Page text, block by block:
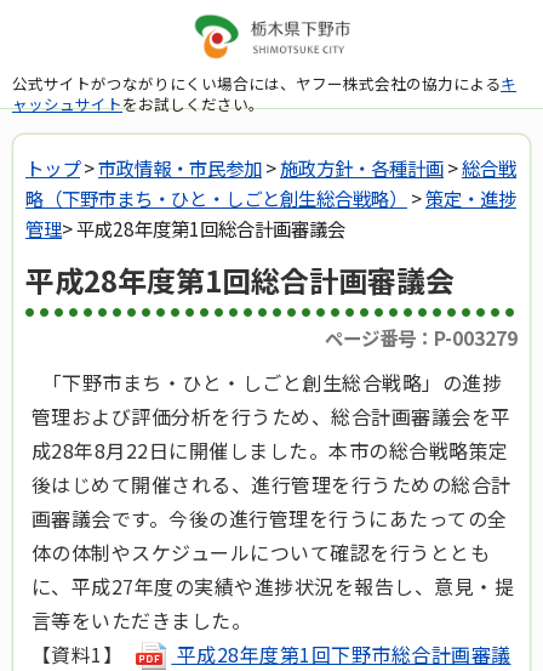
公式サイトがつながりにくい場合には、ヤフー株式会社の協力によるキ
ャッシュサイトをお試しください。
トップ>市政情報・市民参加>施政方針・各種計画>総合戦
略（下野市まち・ひと・しごと創生総合戦略）
>策定・進捗
管理> 平成28年度第1回総合計画審議会
平成28年度第1回総合計画審議会
ページ番号：P-003279
「下野市まち・ひと・しごと創生総合戦略」の進捗
管理および評価分析を行うため、総合計画審議会を平
成28年8月22日に開催しました。本市の総合戦略策定
後はじめて開催される、進行管理を行うための総合計
画審議会です。今後の進行管理を行うにあたっての全
体の体制やスケジュールについて確認を行うととも
に、平成27年度の実績や進捗状況を報告し、意見・提
言等をいただきました。
【資料1】
平成28年度第1回下野市総合計画審議